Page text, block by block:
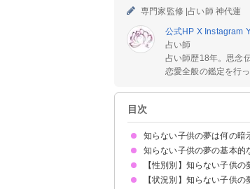
専門家監修 |占い師 神代蓮
公式HP X Instagram
占い師
占い師歴18年。思念
恋愛全般の鑑定を行っ
目次
知らない子供の夢は何の暗
知らない子供の夢の基本的
純粋さや子供らしさの暗示
状況によって意味が決まる
【性別別】知らない子供の
知らない男の子の夢【吉夢】
知らない女の子の夢【凶夢】
【状況別】知らない子供の